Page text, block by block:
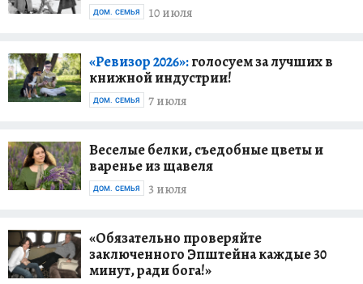
10 июля
ДОМ. СЕМЬЯ
«Ревизор 2026»:голосуем за лучших в
книжной индустрии!
7 июля
ДОМ. СЕМЬЯ
Веселые белки, съедобные цветы и
варенье из щавеля
3 июля
ДОМ. СЕМЬЯ
«Обязательно проверяйте
заключенного Эпштейна каждые 30
минут, ради бога!»